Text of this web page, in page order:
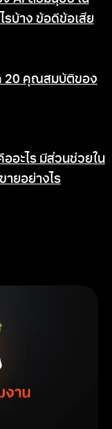
รบ้าง ข้อดีข้อเสีย
20 คุณสมบัติของ
ออะไร มีส่วนช่วยใน
ายอย่างไร